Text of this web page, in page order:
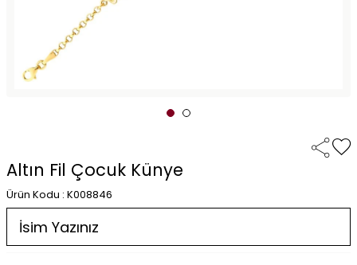
Altın Fil Çocuk Künye
Ürün Kodu : K008846